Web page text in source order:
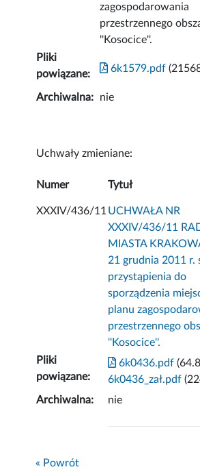
zagospodarowania
przestrzennego
''Kosocice''.
Pliki
powiązane:
6k1579.pdf
Archiwalna: nie
Uchwały zmieniane:
Numer Tytuł
XXXIV/436/11 UCHWAŁA NR
XXXIV/436/11
MIASTA
21 grudnia 2011 r.
przystąpienia do
sporządzenia
planu
przestrzennego
''Kosocice''.
Pliki
powiązane:
6k0436.pdf
6k0436_zał.pdf
Archiwalna:
nie
« Powrót